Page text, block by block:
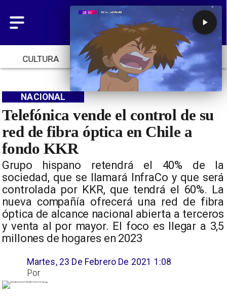
CULTURA TENDENCIAS INICIO
Telefónica vende el control de su
red de fibra óptica en Chile a
fondo KKR
Grupo hispano retendrá el 40% de la
sociedad, que se llamará InfraCo y que será
controlada por KKR, que tendrá el 60%. La
nueva compañía ofrecerá una red de fibra
óptica de alcance nacional abierta a terceros
y venta al por mayor. El foco es llegar a 3,5
millones de hogares en 2023
NACIONAL
Martes, 23 De Febrero De 2021 1:08
Por